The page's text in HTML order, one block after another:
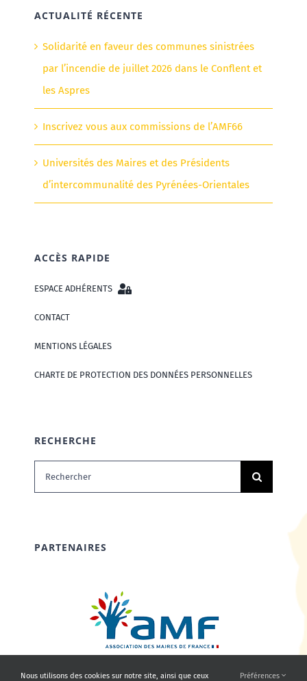
ACTUALITÉ RÉCENTE
Solidarité en faveur des communes sinistrées
par l’incendie de juillet 2026 dans le Conflent et
les Aspres
Inscrivez vous aux commissions de l’AMF66
Universités des Maires et des Présidents
d’intercommunalité des Pyrénées-Orientales
ACCÈS RAPIDE
ESPACE ADHÉRENTS
CONTACT
MENTIONS LÉGALES
CHARTE DE PROTECTION DES DONNÉES PERSONNELLES
RECHERCHE
Rechercher:
PARTENAIRES
Nous utilisons des cookies sur notre site, ainsi que ceux Préférences